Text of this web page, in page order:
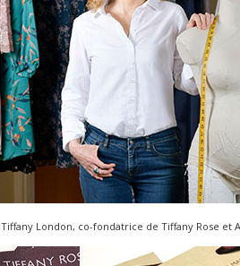
Tiffany London, co-fondatrice de Tiffany Rose et